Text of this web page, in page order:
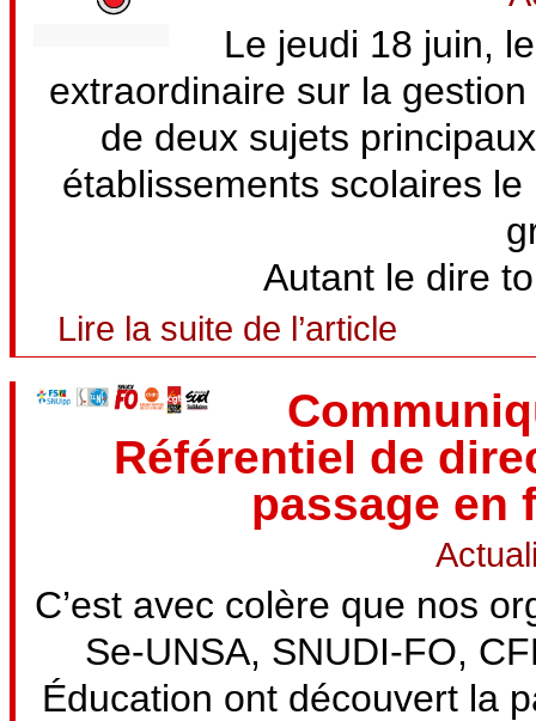
Le jeudi 18 juin,
extraordinaire sur la
de deux sujets
établissements scolaires
Autant le dire
Lire la suite de l’article
Référentiel de
passage en
C’est avec colère que nos
Se-UNSA, SNUDI-FO,
Éducation ont découvert la